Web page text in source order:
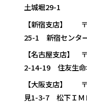
土城堀29-1
【新宿支店】
25-1 新宿センタ
【名古屋支店】
2-14-19 住友生命
【大阪支店】
見1-3-7 松下ＩＭ